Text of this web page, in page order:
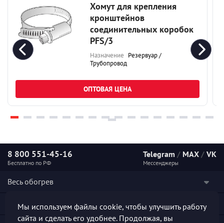
Хомут для крепления
кронштейнов
соединительных коробок
PFS/3
Назначение Резервуар /
Трубопровод
ОПТОВАЯ ЦЕНА
8 800 551-45-16
Бесплатно по РФ
Telegram / MAX / VK
Мессенджеры
Весь обогрев
Наши услуги
Мы используем файлы cookie, чтобы улучшить работу
сайта и сделать его удобнее. Продолжая, вы